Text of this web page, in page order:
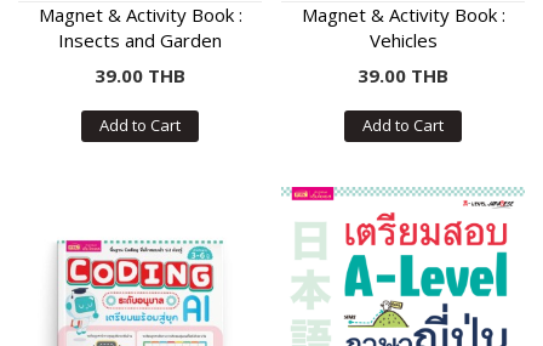
Magnet & Activity Book :
Insects and Garden
Animals
39.00 THB
Add to Cart
Magnet & Activity Book :
Vehicles
39.00 THB
Add to Cart